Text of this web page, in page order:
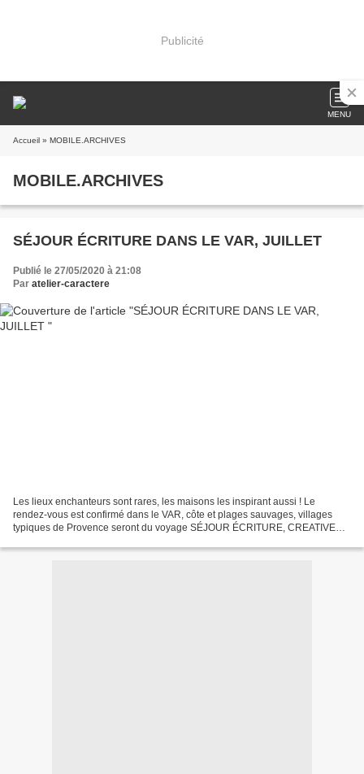
Publicité
MENU
Accueil » MOBILE.ARCHIVES
MOBILE.ARCHIVES
SÉJOUR ÉCRITURE DANS LE VAR, JUILLET
Publié le 27/05/2020 à 21:08
Par atelier-caractere
Les lieux enchanteurs sont rares, les maisons les inspirant aussi ! Le
rendez-vous est confirmé dans le VAR, côte et plages sauvages, villages
typiques de Provence seront du voyage SÉJOUR ÉCRITURE, CREATIVE